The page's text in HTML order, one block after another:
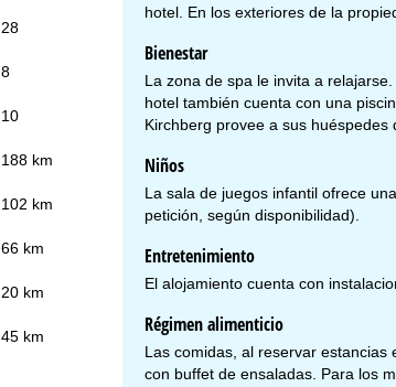
Tenemos abierto (GMT):
Contáctenos
28
8
10
188 km
102 km
66 km
20 km
45 km
hotel. En los exteriores de la
Bienestar
La zona de spa le invita a
hotel también cuenta con una
Kirchberg provee a sus
Niños
La sala de juegos infantil ofrece
petición, según disponibilidad).
Entretenimiento
El alojamiento cuenta con
Régimen alimenticio
Las comidas, al reservar
con buffet de ensaladas. Para los